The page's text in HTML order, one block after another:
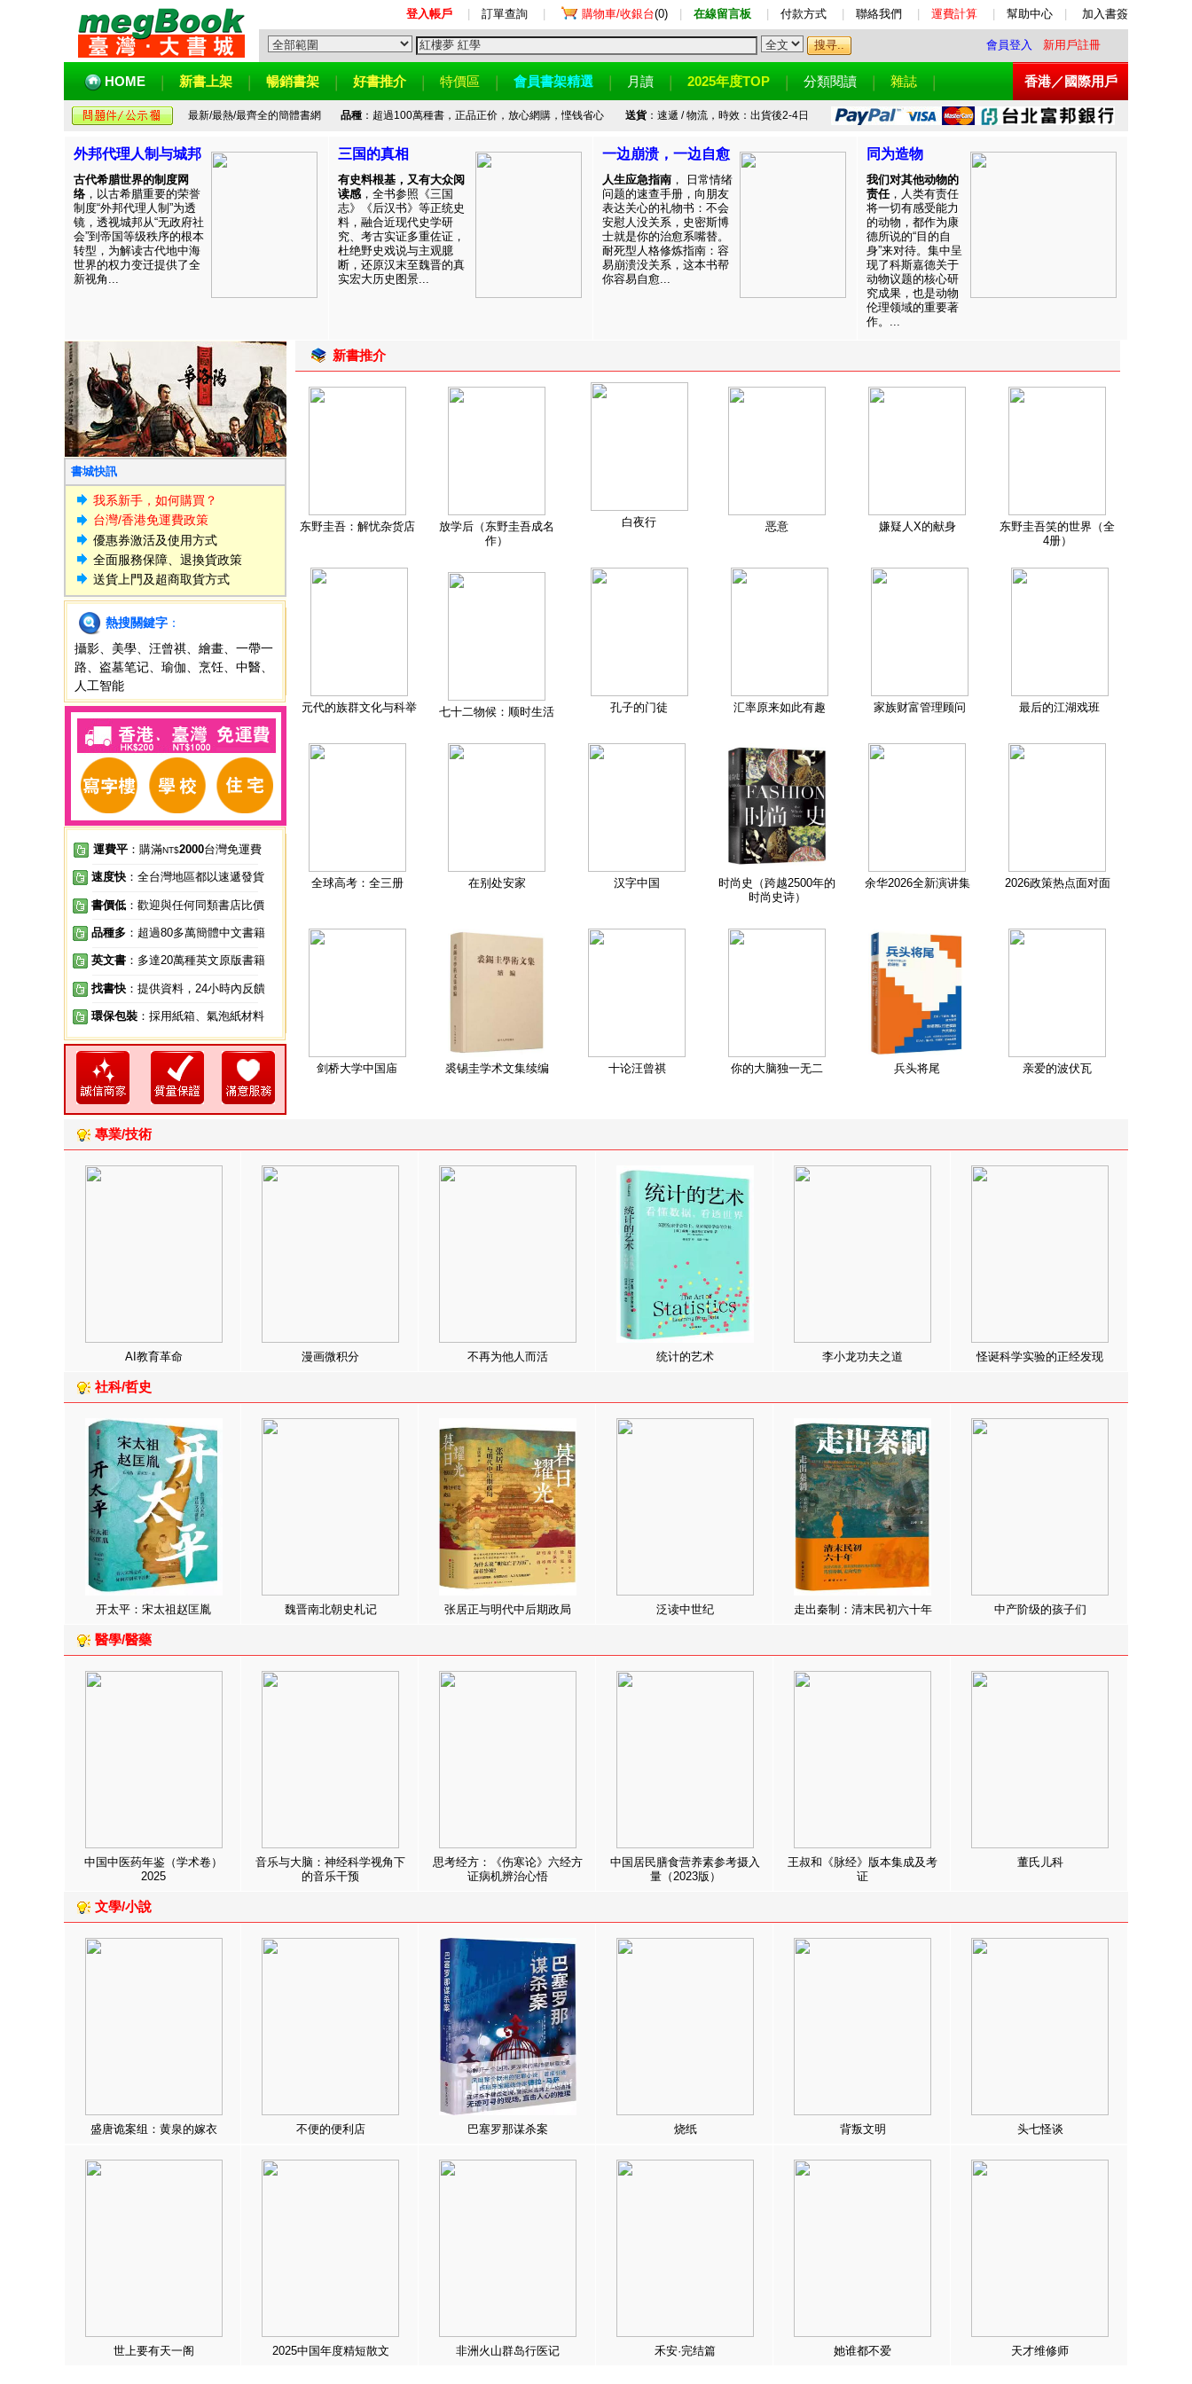
登入帳戶 訂單查詢 購物車/收銀台(0) 在線留言板 付款方式 聯絡我們 運費計算 幫助中心 加入書簽
會員登入 新用戶註冊
HOME 新書上架 暢銷書架 好書推介 特價區 會員書架精選 月讀 2025年度TOP 分類閱讀 雜誌 香港／國際用戶
最新/最熱/最齊全的簡體書網 品種：超過100萬種書，正品正价，放心網購，悭钱省心 送貨：速遞 / 物流，時效：出貨後2-4日
外邦代理人制与城邦
古代希腊世界的制度网
络 ，以古希腊重要的荣誉
制度“外邦代理人制”为透
镜，透视城邦从“无政府社
会”到帝国等级秩序的根本
转型，为解读古代地中海
世界的权力变迁提供了全
新视角...
三国的真相
有史料根基，又有大众阅
读感 ，全书参照《三国
志》《后汉书》等正统史
料，融合近现代史学研
究、考古实证多重佐证，
杜绝野史戏说与主观臆
断，还原汉末至魏晋的真
实宏大历史图景...
一边崩溃，一边自愈
人生应急指南 ， 日常情绪
问题的速查手册，向朋友
表达关心的礼物书：不会
安慰人没关系，史密斯博
士就是你的治愈系嘴替。
耐死型人格修炼指南：容
易崩溃没关系，这本书帮
你容易自愈...
同为造物
我们对其他动物的
责任，人类有责任
将一切有感受能力
的动物，都作为康
德所说的“目的自
身”来对待。集中呈
现了科斯嘉德关于
动物议题的核心研
究成果，也是动物
伦理领域的重要著
作。...
書城快訊
我系新手，如何購買？
台灣/香港免運費政策
優惠券激活及使用方式
全面服務保障、退換貨政策
送貨上門及超商取貨方式
熱搜關鍵字 ：
攝影
美學 汪曾祺 繪畫
一帶一
路
盗墓笔记 瑜伽 烹饪 中醫
人工智能
運費平 ：購滿NT$2000台灣免運費
速度快 ：全台灣地區都以速遞發貨
書價低 ：歡迎與任何同類書店比價
品種多 ：超過80多萬簡體中文書籍
英文書 ：多達20萬種英文原版書籍
找書快 ：提供資料，24小時內反饋
環保包裝 ：採用紙箱、氣泡紙材料
新書推介
东野圭吾：解忧杂货店
放学后（东野圭吾成名
作）
白夜行 恶意 嫌疑人X的献身
东野圭吾笑的世界（全
4册）
元代的族群文化与科举 七十二物候：顺时生活 孔子的门徒 汇率原来如此有趣 家族财富管理顾问 最后的江湖戏班
全球高考：全三册 在别处安家 汉字中国
时尚史（跨越2500年的
时尚史诗）
余华2026全新演讲集 2026政策热点面对面
剑桥大学中国庙 裘锡圭学术文集续编 十论汪曾祺 你的大脑独一无二 兵头将尾 亲爱的波伏瓦
專業/技術
AI教育革命 漫画微积分 不再为他人而活 统计的艺术 李小龙功夫之道 怪诞科学实验的正经发现
社科/哲史
开太平：宋太祖赵匡胤 魏晋南北朝史札记 张居正与明代中后期政局 泛读中世纪 走出秦制：清末民初六十年 中产阶级的孩子们
醫學/醫藥
中国中医药年鉴（学术卷）
2025
音乐与大脑：神经科学视角下
的音乐干预
思考经方：《伤寒论》六经方
证病机辨治心悟
中国居民膳食营养素参考摄入
量（2023版）
王叔和《脉经》版本集成及考
证
董氏儿科
文學/小說
盛唐诡案组：黄泉的嫁衣 不便的便利店 巴塞罗那谋杀案 烧纸 背叛文明 头七怪谈
世上要有天一阁 2025中国年度精短散文 非洲火山群岛行医记 禾安·完结篇 她谁都不爱 天才维修师